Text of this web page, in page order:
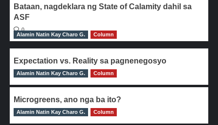
Bataan, nagdeklara ng State of Calamity dahil sa
ASF
0
Alamin Natin Kay Charo G.
Column
Expectation vs. Reality sa pagnenegosyo
0
Alamin Natin Kay Charo G. Column
Microgreens, ano nga ba ito?
0
Alamin Natin Kay Charo G. Column